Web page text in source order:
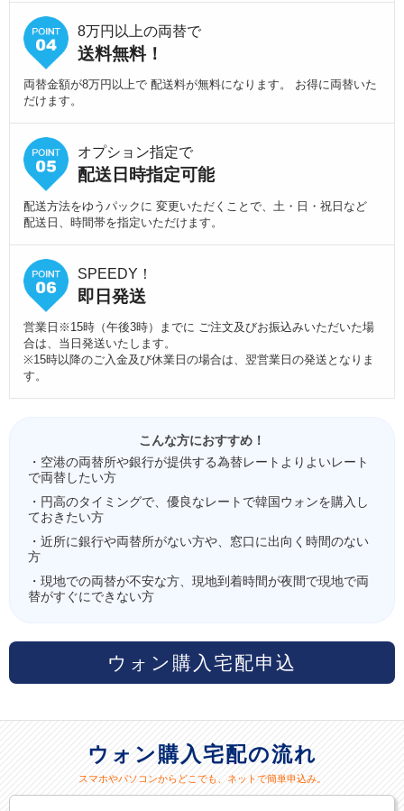
8万円以上の両替で
送料無料！
両替金額が8万円以上で 配送料が無料になります。 お得に両替いた
だけます。
オプション指定で
配送日時指定可能
配送方法をゆうパックに 変更いただくことで、土・日・祝日など
配送日、時間帯を指定いただけます。
SPEEDY！
即日発送
営業日※15時（午後3時）までに ご注文及びお振込みいただいた場
合は、当日発送いたします。
※15時以降のご入金及び休業日の場合は、翌営業日の発送となりま
す。
こんな方におすすめ！
・空港の両替所や銀行が提供する為替レートよりよいレート
で両替したい方
・円高のタイミングで、優良なレートで韓国ウォンを購入し
ておきたい方
・近所に銀行や両替所がない方や、窓口に出向く時間のない
方
・現地での両替が不安な方、現地到着時間が夜間で現地で両
替がすぐにできない方
ウォン購入宅配申込
ウォン購入宅配の流れ
スマホやパソコンからどこでも、ネットで簡単申込み。